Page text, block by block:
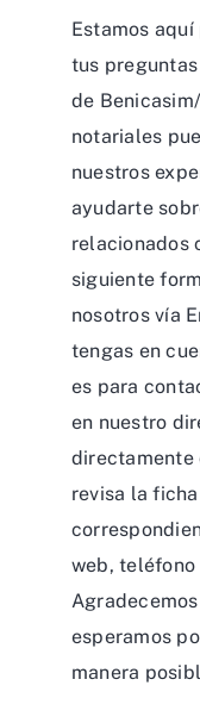
Estamos
tus
de
notariales
nuestros
ayudarte
relacionados
siguiente
nosotros vía
tengas en
es para
en nuestro
directamente
revisa la
web,
esperamos
manera